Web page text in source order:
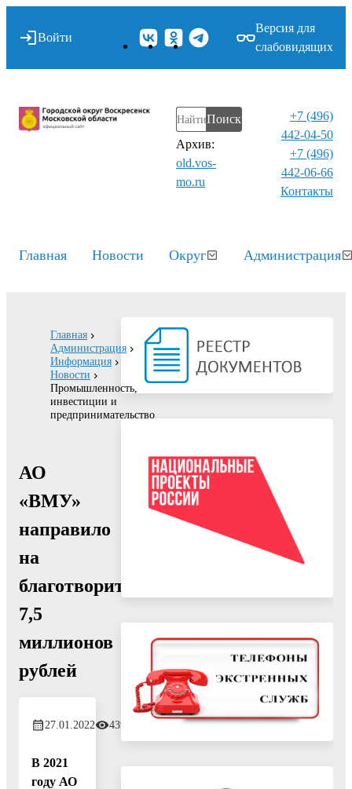
Войти
Версия для
слабовидящих
Поиск
Архив:
old.vos-
mo.ru
+7 (496)
442-04-50
+7 (496)
442-06-66
Контакты⁠
Главная Новости Округ Администрация
Главная
Администрация
Информация
Новости
Промышленность,
инвестиции и
предпринимательство
АО
«ВМУ»
направило
на
благотворительность
7,5
миллионов
рублей
27.01.2022 439
В 2021
году АО